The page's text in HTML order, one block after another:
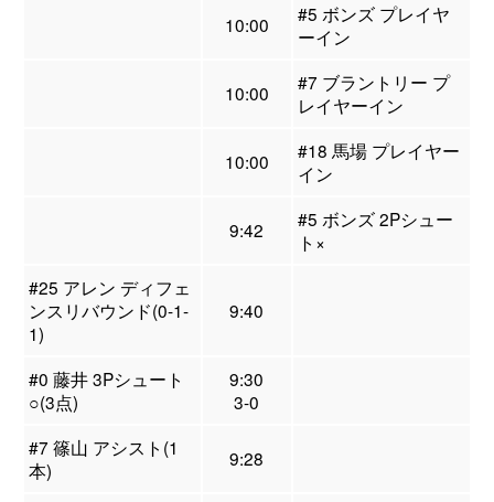
10:00
#5 ボンズ プレイヤ
ーイン
10:00
#7 ブラントリー プ
レイヤーイン
10:00
#18 馬場 プレイヤー
イン
9:42
#5 ボンズ 2Pシュー
ト×
#25 アレン ディフェ
ンスリバウンド(0-1-
1)
9:40
#0 藤井 3Pシュート
○(3点)
9:30
3-0
#7 篠山 アシスト(1
本)
9:28